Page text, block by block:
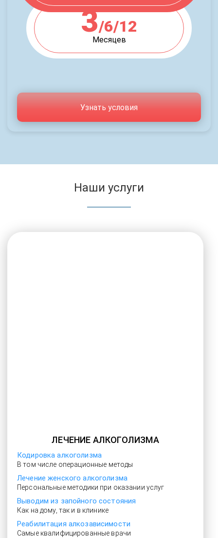
3/6/12
Месяцев
Узнать условия
Наши услуги
ЛЕЧЕНИЕ АЛКОГОЛИЗМА
Кодировка алкоголизма
В том числе операционные методы
Лечение женского алкоголизма
Персональные методики при оказании услуг
Выводим из запойного состояния
Как на дому, так и в клинике
Реабилитация алкозависимости
Самые квалифицированные врачи